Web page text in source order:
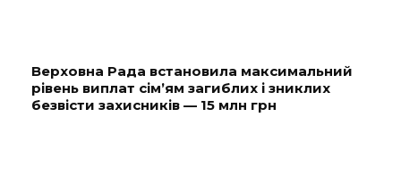
Верховна Рада встановила максимальний
рівень виплат сім’ям загиблих і зниклих
безвісти захисників — 15 млн грн